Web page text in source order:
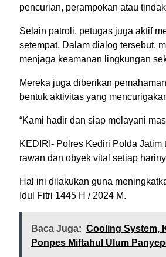
pencurian, perampokan atau
Selain patroli, petugas juga aktif
setempat. Dalam dialog tersebut,
menjaga keamanan lingkungan
Mereka juga diberikan
bentuk aktivitas yang
“Kami hadir dan siap melayani
KEDIRI- Polres Kediri Polda
rawan dan obyek vital setiap
Hal ini dilakukan guna
Idul Fitri 1445 H / 2024 M.
Baca Juga: Cooling System,
Ponpes Miftahul Ulum